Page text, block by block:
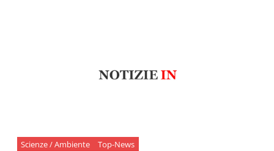
Scienze / Ambiente Top-News